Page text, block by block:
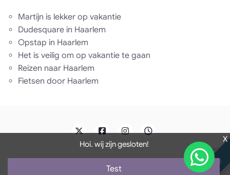
DEMO
Martijn is lekker op vakantie
Dudesquare in Haarlem
Opstap in Haarlem
Het is veilig om op vakantie te gaan
Reizen naar Haarlem
Fietsen door Haarlem
by Tijdvooreensite. Ontwikkeld door Tijdvooreensite
Hoi. wij zijn gesloten!
Test
X